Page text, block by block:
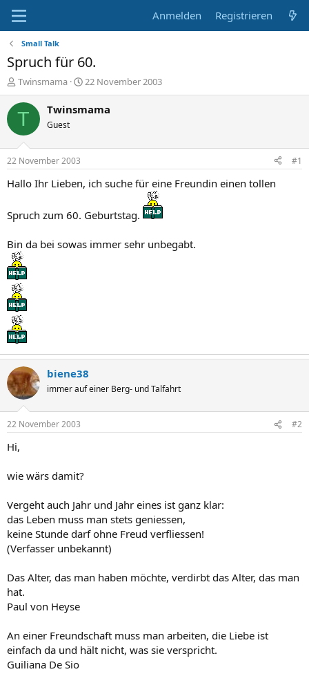
Anmelden Registrieren
Small Talk
Spruch für 60.
E
r
s
e
r
Twinsmama
E
r
s
t
22 November 2003
T Twinsmama
Guest
22 November 2003 #1
Hallo Ihr Lieben, ich suche für eine Freundin einen tollen
Spruch zum 60. Geburtstag.
Bin da bei sowas immer sehr unbegabt.
biene38
immer auf einer Berg- und Talfahrt
22 November 2003 #2
Hi,
wie wärs damit?
Vergeht auch Jahr und Jahr eines ist ganz klar:
das Leben muss man stets geniessen,
keine Stunde darf ohne Freud verfliessen!
(Verfasser unbekannt)
Das Alter, das man haben möchte, verdirbt das Alter, das man
hat.
Paul von Heyse
An einer Freundschaft muss man arbeiten, die Liebe ist
einfach da und hält nicht, was sie verspricht.
Guiliana De Sio